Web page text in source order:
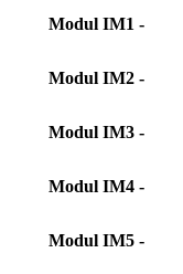
Modul IM1 -
Modul IM2 -
Modul IM3 -
Modul IM4 -
Modul IM5 -